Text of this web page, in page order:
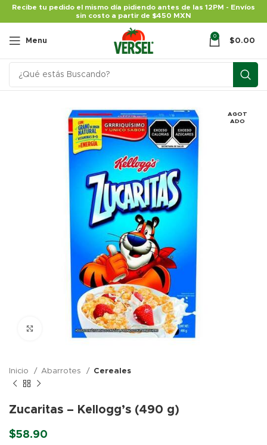
Recibe tu pedido el mismo día pidiendo antes de las 12PM - Envíos
sin costo a partir de $450 MXN
Menu
0
$0.00
AGOT
ADO
Click para agrandar
Inicio Abarrotes Cereales
Zucaritas – Kellogg’s (490 g)
$58.90